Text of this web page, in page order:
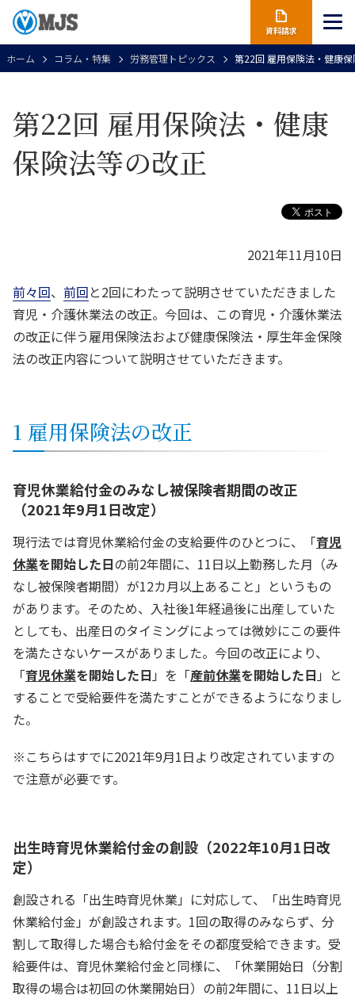
資料請求
ホーム コラム・特集 労務管理トピックス 第22回 雇用保険法・健康
第22回 雇用保険法・健康
保険法等の改正
2021年11月10日
前々回、 前回と2回にわたって説明させていただきました
育児・介護休業法の改正。今回は、この育児・介護休業法
の改正に伴う雇用保険法および健康保険法・厚生年金保険
法の改正内容について説明させていただきます。
1 雇用保険法の改正
育児休業給付金のみなし被保険者期間の改正
（2021年9月1日改定）
現行法では育児休業給付金の支給要件のひとつに、「育児
休業を開始した日の前2年間に、11日以上勤務した月（み
なし被保険者期間）が12カ月以上あること」というもの
があります。そのため、入社後1年経過後に出産していた
としても、出産日のタイミングによっては微妙にこの要件
を満たさないケースがありました。今回の改正により、
「育児休業を開始した日 」を「産前休業を開始した日 」と
することで受給要件を満たすことができるようになりまし
た。
※こちらはすでに2021年9月1日より改定されていますの
で注意が必要です。
出生時育児休業給付金の創設（2022年10月1日改
定）
創設される「出生時育児休業」に対応して、「出生時育児
休業給付金」が創設されます。1回の取得のみならず、分
割して取得した場合も給付金をその都度受給できます。受
給要件は、育児休業給付金と同様に、「休業開始日（分割
取得の場合は初回の休業開始日）の前2年間に、11日以上